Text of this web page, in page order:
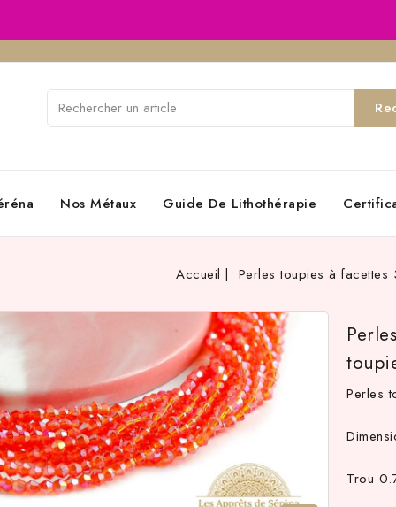
Nos Métaux Guide De Lithothérapie
Accueil Perles toupies à
Perles
Trou